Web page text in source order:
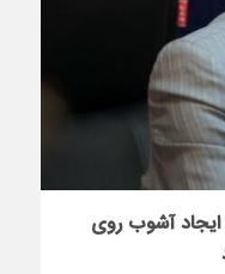
آشوب روی